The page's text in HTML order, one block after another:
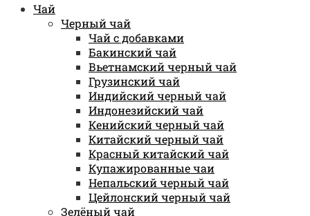
Чай
Черный чай
Чай с добавками
Бакинский чай
Вьетнамский черный чай
Грузинский чай
Индийский черный чай
Индонезийский чай
Кенийский черный чай
Китайский черный чай
Красный китайский чай
Купажированные чаи
Непальский черный чай
Цейлонский черный чай
Зелёный чай